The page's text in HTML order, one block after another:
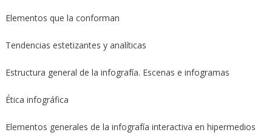
Elementos que la conforman
Tendencias estetizantes y analíticas
Estructura general de la infografía. Escenas e infogramas
Ética infográfica
Elementos generales de la infografía interactiva en hipermedios